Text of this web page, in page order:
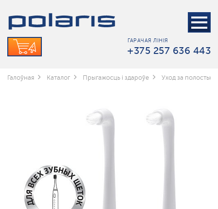
ГАРАЧАЯ ЛІНІЯ
+375 257 636 443
Галоўная Каталог Прыгажосць і здароўе Уход за полостью